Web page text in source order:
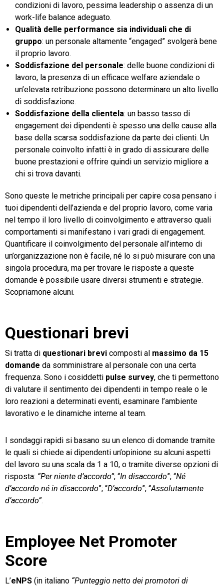
condizioni di lavoro, pessima leadership o assenza di un
work-life balance adeguato.
Qualità delle performance sia individuali che di
gruppo: un personale altamente “engaged” svolgerà bene
il proprio lavoro.
Soddisfazione del personale: delle buone condizioni di
lavoro, la presenza di un efficace welfare aziendale o
un’elevata retribuzione possono determinare un alto livello
di soddisfazione.
Soddisfazione della clientela: un basso tasso di
engagement dei dipendenti è spesso una delle cause alla
base della scarsa soddisfazione da parte dei clienti. Un
personale coinvolto infatti è in grado di assicurare delle
buone prestazioni e offrire quindi un servizio migliore a
chi si trova davanti.
Sono queste le metriche principali per capire cosa pensano i
tuoi dipendenti dell’azienda e del proprio lavoro, come varia
nel tempo il loro livello di coinvolgimento e attraverso quali
comportamenti si manifestano i vari gradi di engagement.
Quantificare il coinvolgimento del personale all’interno di
un’organizzazione non è facile, né lo si può misurare con una
singola procedura, ma per trovare le risposte a queste
domande è possibile usare diversi strumenti e strategie.
Scopriamone alcuni.
Questionari brevi
Si tratta di questionari brevi composti al massimo da 15
domande da somministrare al personale con una certa
frequenza. Sono i cosiddetti pulse survey, che ti permettono
di valutare il sentimento dei dipendenti in tempo reale o le
loro reazioni a determinati eventi, esaminare l’ambiente
lavorativo e le dinamiche interne al team.
I sondaggi rapidi si basano su un elenco di domande tramite
le quali si chiede ai dipendenti un’opinione su alcuni aspetti
del lavoro su una scala da 1 a 10, o tramite diverse opzioni di
risposta: “Per niente d’accordo”; “In disaccordo”; “Né
d’accordo né in disaccordo”; “D’accordo”; “Assolutamente
d’accordo”.
Employee Net Promoter
Score
L’eNPS (in italiano “Punteggio netto dei promotori di